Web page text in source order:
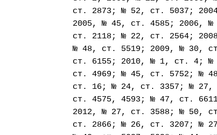
ст. 2873; № 52, ст. 5037;
2005, № 45, ст. 4585; 2006,
ст. 2118; № 22, ст. 2564;
№ 48, ст. 5519; 2009, № 30,
ст. 6155; 2010, № 1, ст. 4;
ст. 4969; № 45, ст. 5752; №
ст. 16; № 24, ст. 3357; №
ст. 4575, 4593; № 47, ст.
2012, № 27, ст. 3588; № 50,
ст. 2866; № 26, ст. 3207; №